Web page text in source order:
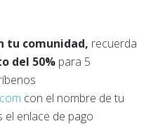
tu comunidad, recuerda
del 50% para 5
con el nombre de tu
el enlace de pago